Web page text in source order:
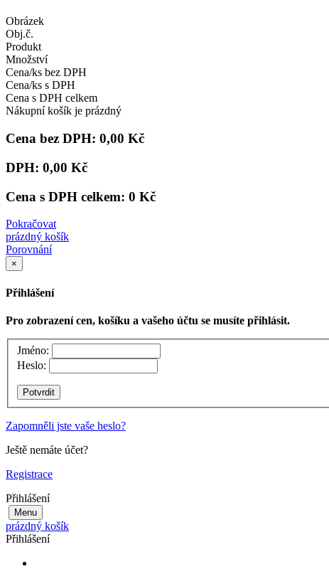
Obrázek
Obj.č.
Produkt
Množství
Cena/ks bez DPH
Cena/ks s DPH
Cena s DPH celkem
Nákupní košík je prázdný
Cena bez DPH: 0,00 Kč
DPH: 0,00 Kč
Cena s DPH celkem: 0 Kč
Pokračovat
prázdný košík
Porovnání
×
Přihlášení
Pro zobrazení cen, košíku a vašeho účtu se musíte přihlásit.
Jméno:
Heslo:
Zapomněli jste vaše heslo?
Ještě nemáte účet?
Registrace
Přihlášení
Menu
prázdný košík
Přihlášení